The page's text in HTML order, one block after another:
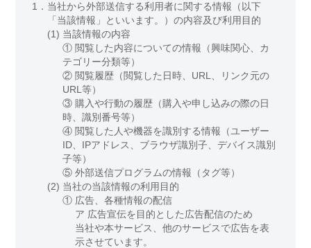
1． 当社から外部送信する利用者に関する情報（以下
「当該情報」といいます。）の内容及び利用目的
(1) 当該情報の内容
① 閲覧した内容についての情報（興味関心、カ
テゴリー分類等）
② 閲覧履歴（閲覧した日時、URL、リンク元の
URL等）
③ 購入や行動の履歴（購入や申し込みの際の日
時、識別番号等）
④ 閲覧した人や機器を識別する情報（ユーザー
ID、IPアドレス、ブラウザ識別子、デバイス識別
子等）
⑤ 外部送信プログラムの情報（タグ等）
(2) 当社の当該情報の利用目的
① 広告、各種情報の配信
ア 広告宣伝を目的とした広告配信のため
当社や本サービス、他のサービスで広告を表
示させています。